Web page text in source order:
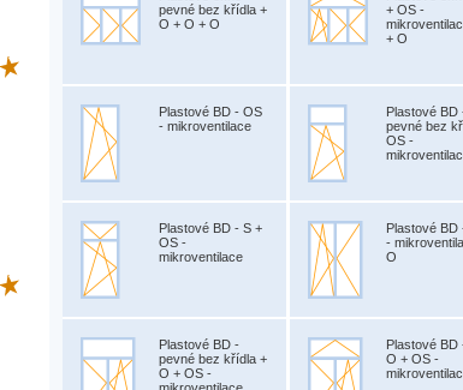
pevné bez křídla +
O + O + O
+ OS -
+ O
Plastové BD - OS
- mikroventilace
Plastové BD
pevné bez
OS -
Plastové BD - S +
OS -
mikroventilace
Plastové BD
-
O
Plastové BD -
pevné bez křídla +
O + OS -
Plastové BD
O + OS -